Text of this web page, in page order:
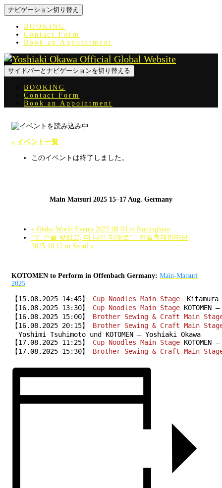
ナビゲーション切り替え
BOOKING
Contact Form
Book an Appointment
サイドバーとナビゲーションを切り替える
BOOKING
Contact Form
Book an Appointment
« イベント一覧
このイベントは終了しました。
Main Matsuri 2025 15–17 Aug. Germany
« Otaku World Events 2025.08.03 in Nottingham
“두 손을 맞잡고, 더 나은 미래로” 한일축제한마당
2025.10.12 in Seoul »
KOTOMEN to Perform in Offenbach Germany: Main-Matsuri
2025
【15.08.2025 14:45】 Cup Noodles Main Stage Kitamura
【16.08.2025 13:30】 Cup Noodles Main Stage KOTOMEN
【16.08.2025 15:00】 Brother Sewing & Craft Main
【16.08.2025 20:15】 Brother Sewing & Craft Main
Yoshimi Tsuhimoto und KOTOMEN – Yoshiaki Okawa
【17.08.2025 11:25】 Cup Noodles Main Stage KOTOMEN
【17.08.2025 15:30】 Brother Sewing & Craft Main